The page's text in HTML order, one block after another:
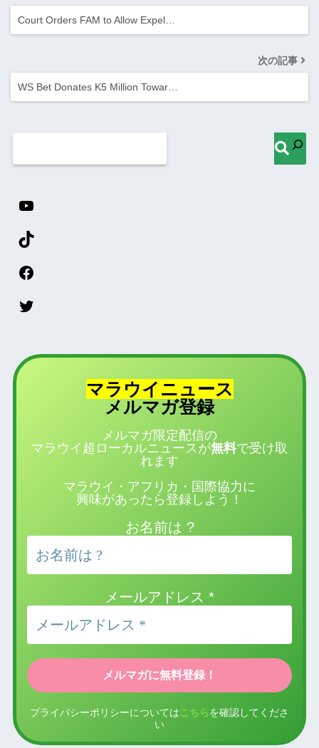
Court Orders FAM to Allow Expel…
次の記事
WS Bet Donates K5 Million Towar…
マラウイニュース
メルマガ登録
メルマガ限定配信の
マラウイ超ローカルニュースが無料で受け取
れます
マラウイ・アフリカ・国際協力に
興味があったら登録しよう！
お名前は ?
メールアドレス *
プライバシーポリシーについては こちら を確認してくださ
い